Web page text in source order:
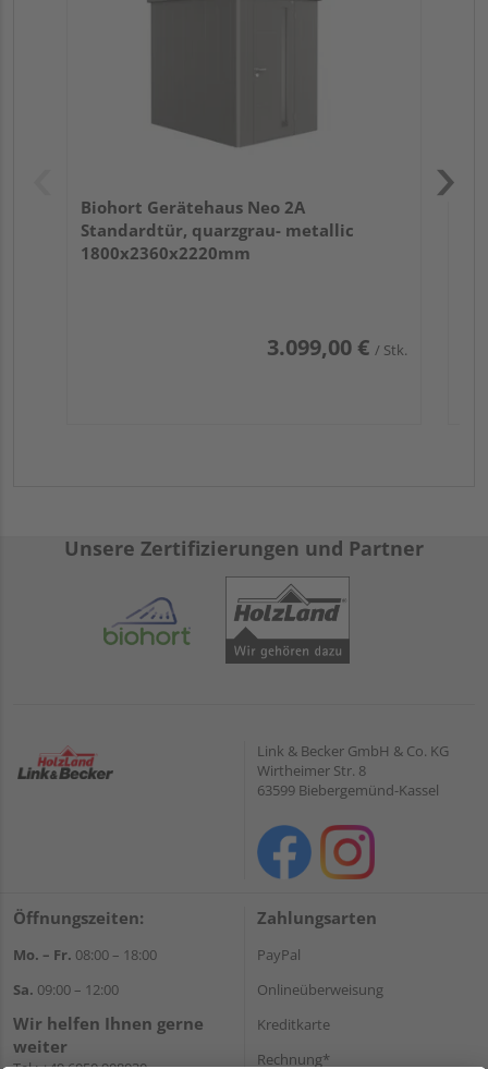
Biohort Gerätehaus Neo 2A
Standardtür, quarzgrau- metallic
1800x2360x2220mm
3.099,00 € / Stk.
Unsere Zertifizierungen und Partner
Link & Becker GmbH & Co. KG
Wirtheimer Str. 8
63599 Biebergemünd-Kassel
Öffnungszeiten:
Mo. – Fr. 08:00 – 18:00
Sa. 09:00 – 12:00
Wir helfen Ihnen gerne
weiter
Zahlungsarten
PayPal
Onlineüberweisung
Kreditkarte
Rechnung*